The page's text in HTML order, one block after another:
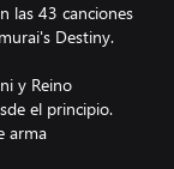
las 43 canciones
Destiny.
y Reino
el principio.
arma